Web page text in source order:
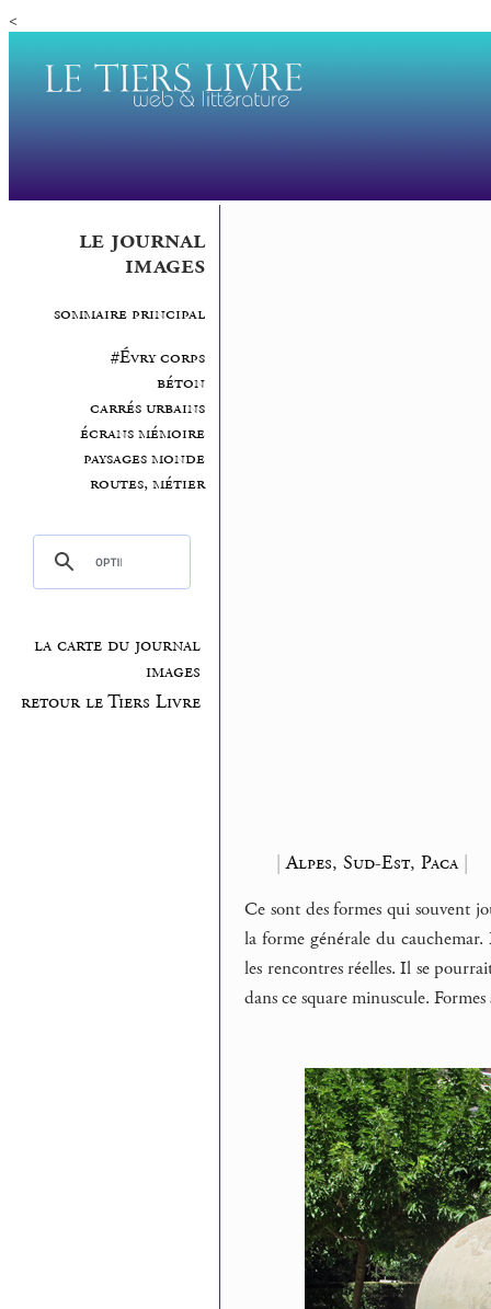
<
le journal
images
sommaire principal
#Évry corps
béton
carrés urbains
écrans mémoire
paysages monde
routes, métier
la carte du journal
images
retour le Tiers Livre
|Alpes, Sud-Est, Paca|
Ce sont des formes qui souvent
la forme générale du cauchemar.
les rencontres réelles. Il se
dans ce square minuscule.